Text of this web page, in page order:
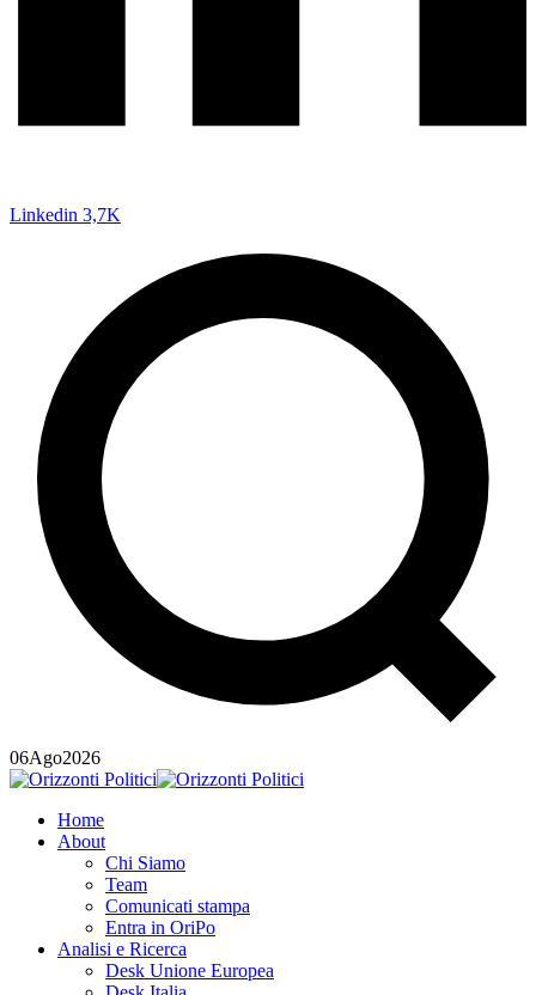
Linkedin 3,7K
06Ago2026
Home
About
Chi Siamo
Team
Comunicati stampa
Entra in OriPo
Analisi e Ricerca
Desk Unione Europea